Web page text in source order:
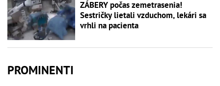
ZÁBERY počas zemetrasenia!
Sestričky lietali vzduchom, lekári sa
vrhli na pacienta
PROMINENTI